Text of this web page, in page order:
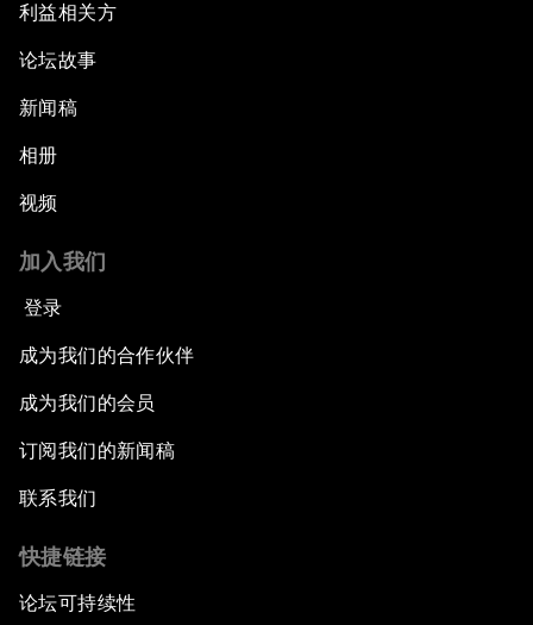
利益相关方
论坛故事
新闻稿
相册
视频
加入我们
登录
成为我们的合作伙伴
成为我们的会员
订阅我们的新闻稿
联系我们
快捷链接
论坛可持续性